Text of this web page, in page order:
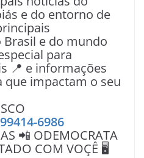
e do entorno de
e do mundo
para
📍 e informações
que impactam o seu
6986
📲 ODEMOCRATA
COM VOÇÊ 🖥️